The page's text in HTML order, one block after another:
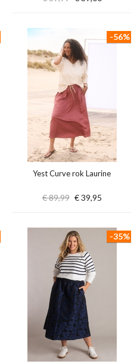
Yest Curve rok Laurine
€ 89,99 € 39,95
-56%
-35%